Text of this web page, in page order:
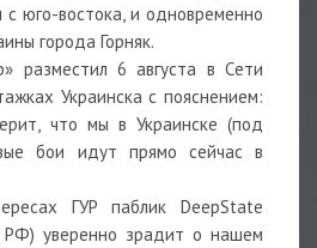
с юго-востока, и одновременно
города Горняк.
разместил 6 августа в Сети
Украинска с пояснением:
что мы в Украинске (под
бои идут прямо сейчас в
ГУР паблик DeepState
РФ) уверенно зрадит о нашем